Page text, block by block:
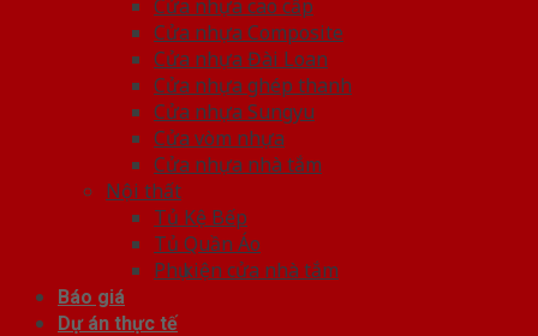
Cửa nhựa cao cấp
Cửa nhựa Composite
Cửa nhựa Đài Loan
Cửa nhựa ghép thanh
Cửa nhựa Sungyu
Cửa vòm nhựa
Cửa nhựa nhà tắm
Nội thất
Tủ Kệ Bếp
Tủ Quần Áo
Phụ kiện cửa nhà tắm
Báo giá
Dự án thực tế